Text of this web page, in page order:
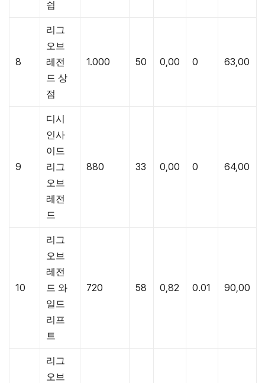
쉽
8
리그
오브
레전
드 상
점
1.000 50 0,00 0 63,00
9
디시
인사
이드
리그
오브
레전
드
880 33 0,00 0 64,00
10
리그
오브
레전
드 와
일드
리프
트
720 58 0,82 0.01 90,00
리그
오브